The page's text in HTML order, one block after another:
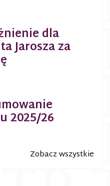
dla
Jarosza za
2025/26
Zobacz wszystkie